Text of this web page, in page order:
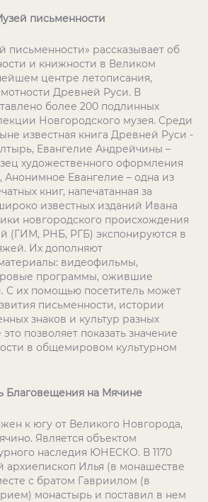
письменности
письменности» рассказывает об
и книжности в Великом
центре летописания,
Древней Руси. В
более 200 подлинных
Новгородского музея. Среди
известная книга Древней Руси -
Евангелие Андрейчины –
художественного оформления
Анонимное Евангелие – одна из
книг, напечатанная за
известных изданий Ивана
новгородского происхождения
(ГИМ, РНБ, РГБ) экспонируются в
Их дополняют
видеофильмы,
программы, ожившие
С их помощью посетитель может
письменности, истории
знаков и культур разных
позволяет показать значение
в общемировом культурном
Благовещения на Мячине
к югу от Великого Новгорода,
Является объектом
наследия ЮНЕСКО. В 1170
архиепископ Илья (в монашестве
с братом Гавриилом (в
монастырь и поставил в нем